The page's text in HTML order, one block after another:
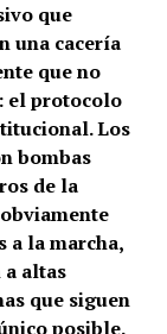
que
una cacería
que no
el protocolo
Los
bombas
de la
a la marcha,
altas
que siguen
posible.